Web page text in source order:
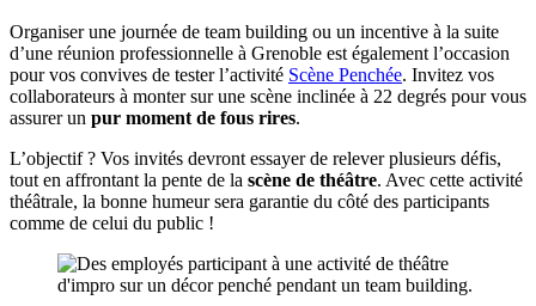
Organiser une journée de team building ou un incentive à la suite
d’une réunion professionnelle à Grenoble est également l’occasion
pour vos convives de tester l’activité Scène Penchée. Invitez vos
collaborateurs à monter sur une scène inclinée à 22 degrés pour vous
assurer un pur moment de fous rires.
L’objectif ? Vos invités devront essayer de relever plusieurs défis,
tout en affrontant la pente de la scène de théâtre. Avec cette activité
théâtrale, la bonne humeur sera garantie du côté des participants
comme de celui du public !